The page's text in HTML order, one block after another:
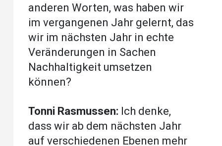
anderen Worten, was haben wir
im vergangenen Jahr gelernt, das
wir im nächsten Jahr in echte
Veränderungen in Sachen
Nachhaltigkeit umsetzen
können?
Tonni Rasmussen: Ich denke,
dass wir ab dem nächsten Jahr
auf verschiedenen Ebenen mehr